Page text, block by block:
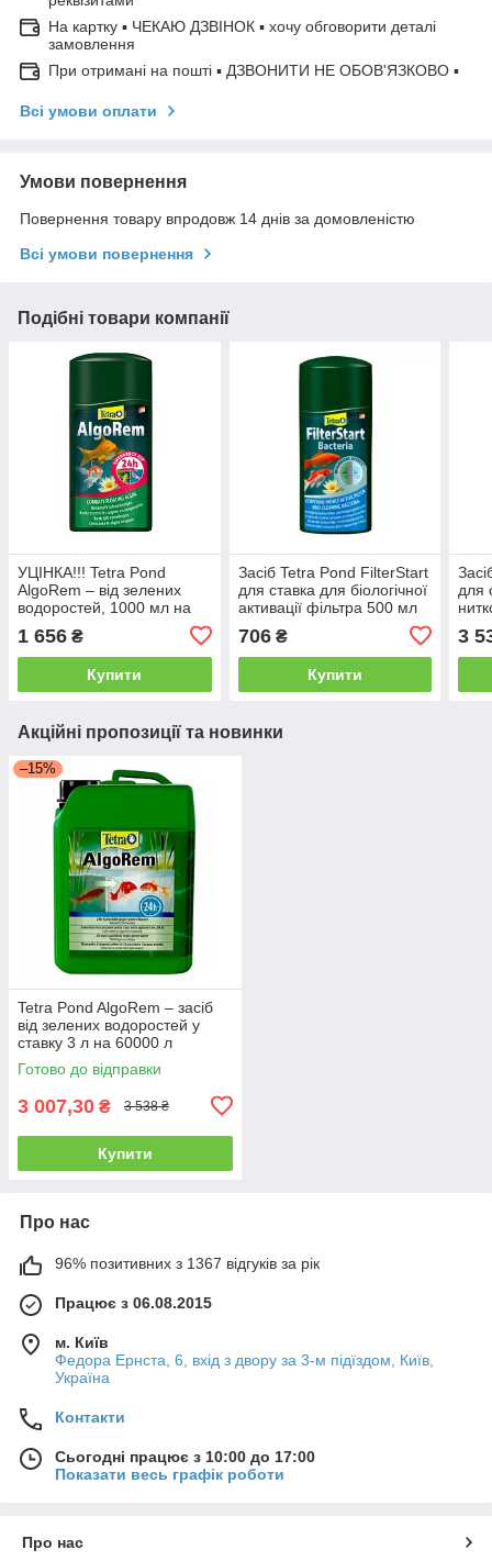
На картку ▪ ЧЕКАЮ ДЗВІНОК ▪ хочу обговорити деталі
замовлення
При отримані на пошті ▪ ДЗВОНИТИ НЕ ОБОВ'ЯЗКОВО ▪
Всі умови оплати
Умови повернення
Повернення товару впродовж 14 днів за домовленістю
Всі умови повернення
Подібні товари компанії
УЦІНКА!!! Tetra Pond
AlgoRem – від зелених
водоростей, 1000 мл на
1 656 ₴
Купити
Засіб Tetra Pond FilterStart
для ставка для біологічної
активації фільтра 500 мл
706₴
Купити
для
л
3
Акційні пропозиції та новинки
–15%
Tetra Pond AlgoRem – засіб
від зелених водоростей у
ставку 3 л на 60000 л
Готово до відправки
3 007,30 ₴ 3 538 ₴
Купити
Про нас
96% позитивних з 1367 відгуків за рік
Працює з 06.08.2015
м. Київ
Федора Ернста, 6, вхід з двору за 3-м підїздом, Київ,
Україна
Контакти
Сьогодні працює з 10:00 до 17:00
Показати весь графік роботи
Про нас